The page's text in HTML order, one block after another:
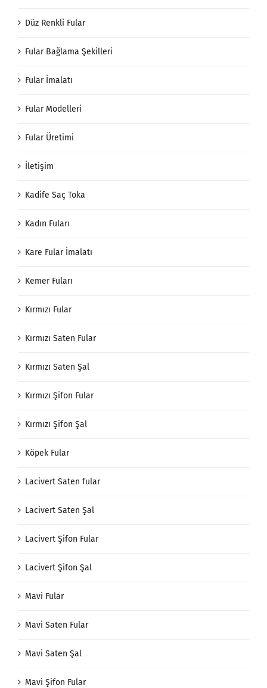
Düz Renkli Fular
Fular Bağlama Şekilleri
Fular İmalatı
Fular Modelleri
Fular Üretimi
İletişim
Kadife Saç Toka
Kadın Fuları
Kare Fular İmalatı
Kemer Fuları
Kırmızı Fular
Kırmızı Saten Fular
Kırmızı Saten Şal
Kırmızı Şifon Fular
Kırmızı Şifon Şal
Köpek Fular
Lacivert Saten fular
Lacivert Saten Şal
Lacivert Şifon Fular
Lacivert Şifon Şal
Mavi Fular
Mavi Saten Fular
Mavi Saten Şal
Mavi Şifon Fular